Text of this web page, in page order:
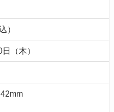
）
（木）